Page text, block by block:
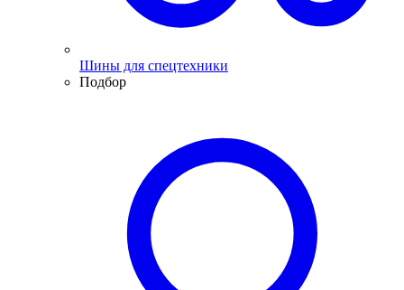
Шины для спецтехники
Подбор